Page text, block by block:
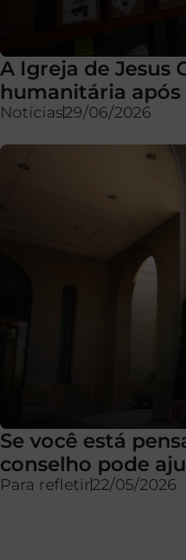
A Igreja de Jesus
humanitária
Notícias29/06/2026
Se você está
conselho pode
Para refletir22/05/2026